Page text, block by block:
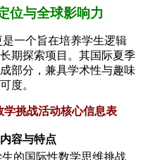
位与全球影响力
是一个旨在培养学生逻辑
期探索项目。其国际夏季
部分，兼具学术性与趣味
度。
学挑战活动核心信息表
容与特点
的国际性数学思维挑战